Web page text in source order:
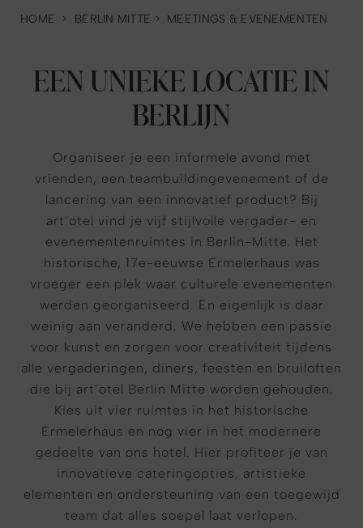
HOME > BERLIN MITTE > MEETINGS & EVENEMENTEN
EEN UNIEKE LOCATIE IN
BERLIJN
Organiseer je een informele avond met
vrienden, een teambuildingevenement of de
lancering van een innovatief product? Bij
art’otel vind je vijf stijlvolle vergader- en
evenementenruimtes in Berlin-Mitte. Het
historische, 17e-eeuwse Ermelerhaus was
vroeger een plek waar culturele evenementen
werden georganiseerd. En eigenlijk is daar
weinig aan veranderd. We hebben een passie
voor kunst en zorgen voor creativiteit tijdens
alle vergaderingen, diners, feesten en bruiloften
die bij art’otel Berlin Mitte worden gehouden.
Kies uit vier ruimtes in het historische
Ermelerhaus en nog vier in het modernere
gedeelte van ons hotel. Hier profiteer je van
innovatieve cateringopties, artistieke
elementen en ondersteuning van een toegewijd
team dat alles soepel laat verlopen.